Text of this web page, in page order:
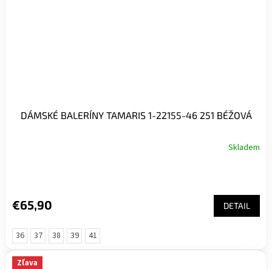
DÁMSKÉ BALERÍNY TAMARIS 1-22155-46 251 BÉŽOVÁ
Skladem
€65,90 DETAIL
36 37 38 39 41
Zľava